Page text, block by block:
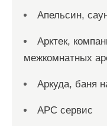
Апельсин,
Арктек,
межкомнатных
Аркуда, баня
АРС сервис